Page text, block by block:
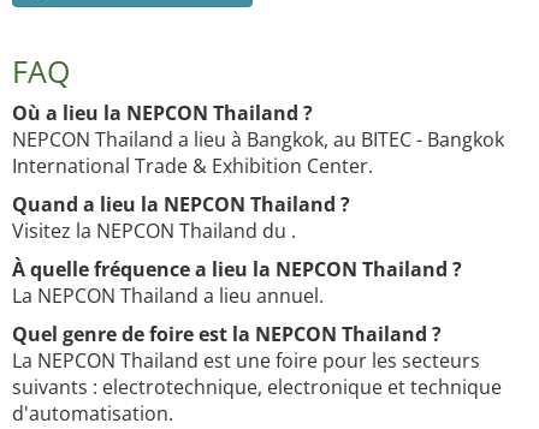
FAQ
Où a lieu la NEPCON Thailand ?
NEPCON Thailand a lieu à Bangkok, au BITEC - Bangkok
International Trade & Exhibition Center.
Quand a lieu la NEPCON Thailand ?
Visitez la NEPCON Thailand du .
À quelle fréquence a lieu la NEPCON Thailand ?
La NEPCON Thailand a lieu annuel.
Quel genre de foire est la NEPCON Thailand ?
La NEPCON Thailand est une foire pour les secteurs
suivants : electrotechnique, electronique et technique
d'automatisation.